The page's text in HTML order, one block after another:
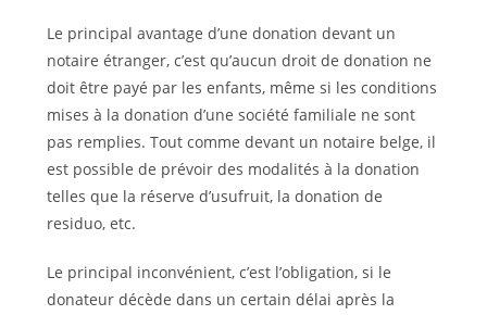
Le principal avantage d’une donation devant un
notaire étranger, c’est qu’aucun droit de donation ne
doit être payé par les enfants, même si les conditions
mises à la donation d’une société familiale ne sont
pas remplies. Tout comme devant un notaire belge, il
est possible de prévoir des modalités à la donation
telles que la réserve d’usufruit, la donation de
residuo, etc.
Le principal inconvénient, c’est l’obligation, si le
donateur décède dans un certain délai après la